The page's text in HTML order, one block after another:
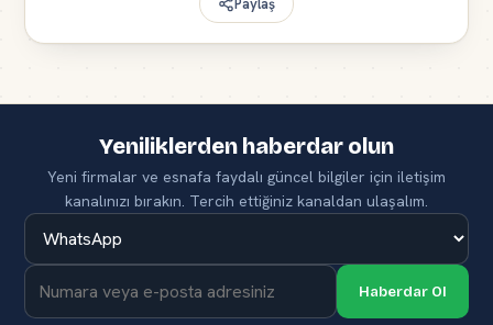
Paylaş
Yeniliklerden haberdar olun
Yeni firmalar ve esnafa faydalı güncel bilgiler için iletişim
kanalınızı bırakın. Tercih ettiğiniz kanaldan ulaşalım.
Haberdar Ol